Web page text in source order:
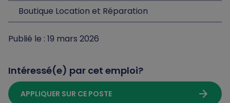
Boutique Location et Réparation
Publié le : 19 mars 2026
Intéressé(e) par cet emploi?
APPLIQUER SUR CE POSTE arrow_forward